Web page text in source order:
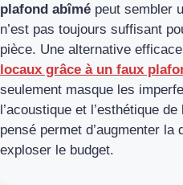
plafond abîmé peut sembler
n’est pas toujours suffisant
pièce. Une alternative
locaux grâce à un faux
seulement masque les
l’acoustique et l’esthétique
pensé permet d’augmenter
exploser le budget.